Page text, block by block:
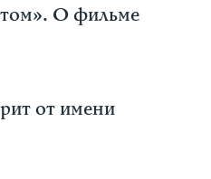
О фильме
от имени